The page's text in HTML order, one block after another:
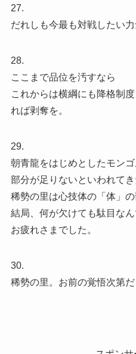
27.
だれしも今最も対戦したい
28.
ここまで品位を汚すなら
これからは横綱にも降格制
れば剥奪を。
29.
朝青龍をはじめとしたモン
部分が足りないといわれてき
稀勢の里は心技体の「体」の
結局、何が欠けても駄目なん
お疲れさまでした。
30.
稀勢の里。お前の覚悟次第だ